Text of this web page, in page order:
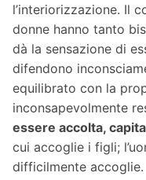
l’interiorizzazione. Il
donne hanno tanto
dà la sensazione di
difendono
equilibrato con la
inconsapevolmente
essere accolta, capita
cui accoglie i figli;
difficilmente accoglie.